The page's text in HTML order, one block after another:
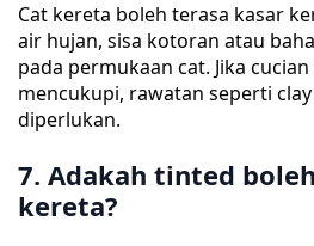
Cat kereta boleh terasa kasar
air hujan, sisa kotoran atau
pada permukaan cat. Jika
mencukupi, rawatan seperti
diperlukan.
7. Adakah tinted
kereta?